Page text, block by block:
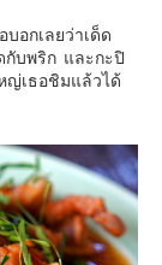
อกเลยว่าเด็ด
บพริก และกะปิ
เธอชิมแล้วได้